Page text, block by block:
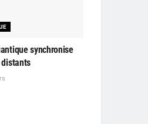
synchronise